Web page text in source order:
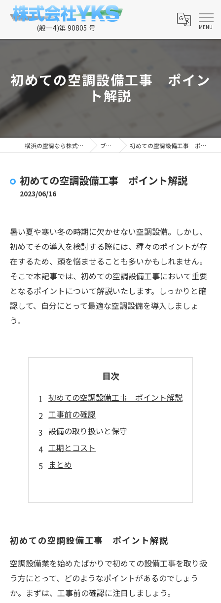
初めての空調設備工事 ポイン
ト解説
横浜の空調なら株式会社YKS ブログ 初めての空調設備工事 ポイント解説
初めての空調設備工事 ポイント解説
2023/06/16
暑い夏や寒い冬の時期に欠かせない空調設備。しかし、
初めてその導入を検討する際には、種々のポイントが存
在するため、頭を悩ませることも多いかもしれません。
そこで本記事では、初めての空調設備工事において重要
となるポイントについて解説いたします。しっかりと確
認して、自分にとって最適な空調設備を導入しましょ
う。
目次
初めての空調設備工事 ポイント解説
工事前の確認
設備の取り扱いと保守
工期とコスト
まとめ
初めての空調設備工事 ポイント解説
空調設備業を始めたばかりで初めての設備工事を取り扱
う方にとって、どのようなポイントがあるのでしょう
か。まずは、工事前の確認に注目しましょう。